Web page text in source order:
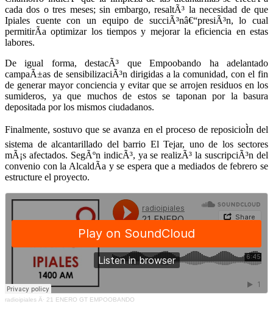
cada dos o tres meses; sin embargo, resaltÃ³ la necesidad de que
Ipiales cuente con un equipo de succiÃ³nâ€“presiÃ³n, lo cual
permitirÃ­a optimizar los tiempos y mejorar la eficiencia en estas
labores.
De igual forma, destacÃ³ que Empoobando ha adelantado
campaÃ±as de sensibilizaciÃ³n dirigidas a la comunidad, con el fin
de generar mayor conciencia y evitar que se arrojen residuos en los
sumideros, ya que muchos de estos se taponan por la basura
depositada por los mismos ciudadanos.
Finalmente, sostuvo que se avanza en el proceso de reposicioÌn del
sistema de alcantarillado del barrio El Tejar, uno de los sectores
mÃ¡s afectados. SegÃºn indicÃ³, ya se realizÃ³ la suscripciÃ³n del
convenio con la AlcaldÃ­a y se espera que a mediados de febrero se
estructure el proyecto.
radioipiales Â· 21 ENERO GT EMPOOBANDO